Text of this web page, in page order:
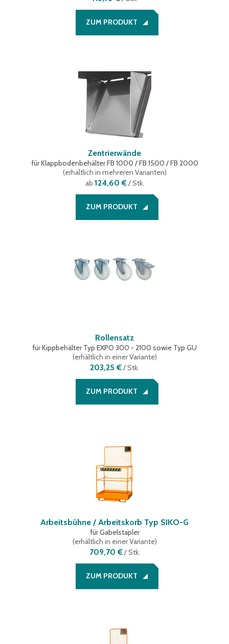
ZUM PRODUKT
Zentrierwände
für Klappbodenbehälter FB 1000 / FB 1500 / FB 2000
(erhältlich in mehreren Varianten)
ab 124,60 €/ Stk.
ZUM PRODUKT
Rollensatz
für Kippbehälter Typ EXPO 300 - 2100 sowie Typ GU
(erhältlich in einer Variante)
203,25 €/Stk.
ZUM PRODUKT
Arbeitsbühne / Arbeitskorb Typ SIKO-G
für Gabelstapler
(erhältlich in einer Variante)
709,70 €/Stk.
ZUM PRODUKT